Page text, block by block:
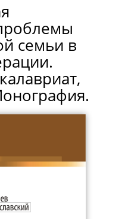
семьи в